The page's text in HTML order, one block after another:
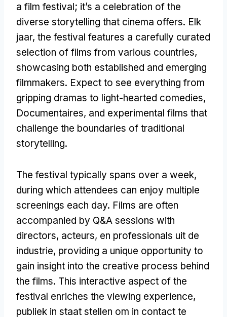
a film festival; it’s a celebration of the
diverse storytelling that cinema offers. Elk
jaar, the festival features a carefully curated
selection of films from various countries,
showcasing both established and emerging
filmmakers. Expect to see everything from
gripping dramas to light-hearted comedies,
Documentaires, and experimental films that
challenge the boundaries of traditional
storytelling.
The festival typically spans over a week,
during which attendees can enjoy multiple
screenings each day. Films are often
accompanied by Q&A sessions with
directors, acteurs, en professionals uit de
industrie, providing a unique opportunity to
gain insight into the creative process behind
the films. This interactive aspect of the
festival enriches the viewing experience,
publiek in staat stellen om in contact te